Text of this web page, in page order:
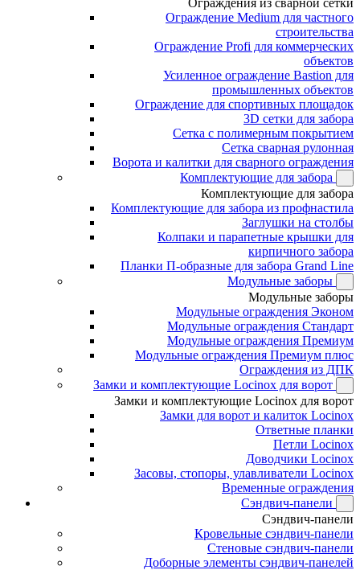
Ограждения из сварной сетки
Ограждение Medium для частного
строительства
Ограждение Profi для коммерческих
объектов
Усиленное ограждение Bastion для
промышленных объектов
Ограждение для спортивных площадок
3D сетки для забора
Сетка с полимерным покрытием
Сетка сварная рулонная
Ворота и калитки для сварного ограждения
Комплектующие для забора
Комплектующие для забора
Комплектующие для забора из профнастила
Заглушки на столбы
Колпаки и парапетные крышки для
кирпичного забора
Планки П-образные для забора Grand Line
Модульные заборы
Модульные заборы
Модульные ограждения Эконом
Модульные ограждения Стандарт
Модульные ограждения Премиум
Модульные ограждения Премиум плюс
Ограждения из ДПК
Замки и комплектующие Locinox для ворот
Замки и комплектующие Locinox для ворот
Замки для ворот и калиток Locinox
Ответные планки
Петли Locinox
Доводчики Locinox
Засовы, стопоры, улавливатели Locinox
Временные ограждения
Сэндвич-панели
Сэндвич-панели
Кровельные сэндвич-панели
Стеновые сэндвич-панели
Доборные элементы сэндвич-панелей